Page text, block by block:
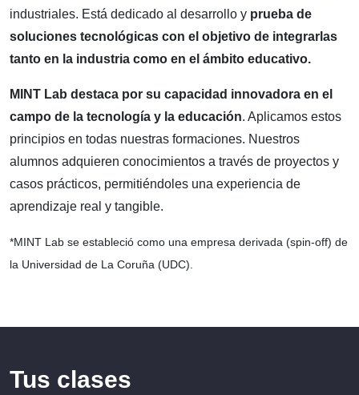
industriales. Está dedicado al desarrollo y prueba de
soluciones tecnológicas con el objetivo de integrarlas
tanto en la industria como en el ámbito educativo.
MINT Lab destaca por su capacidad innovadora en el
campo de la tecnología y la educación. Aplicamos estos
principios en todas nuestras formaciones. Nuestros
alumnos adquieren conocimientos a través de proyectos y
casos prácticos, permitiéndoles una experiencia de
aprendizaje real y tangible.
*MINT Lab se estableció como una empresa derivada (spin-off) de
la Universidad de La Coruña (UDC).
Tus clases